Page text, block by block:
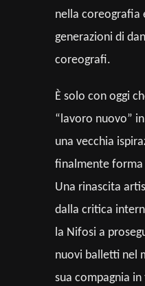
nella coreografia
generazioni di
coreografi.
È solo con oggi
“lavoro nuovo”
una vecchia
finalmente forma
Una rinascita
dalla critica
la Nifosi a
nuovi balletti nel
sua compagnia